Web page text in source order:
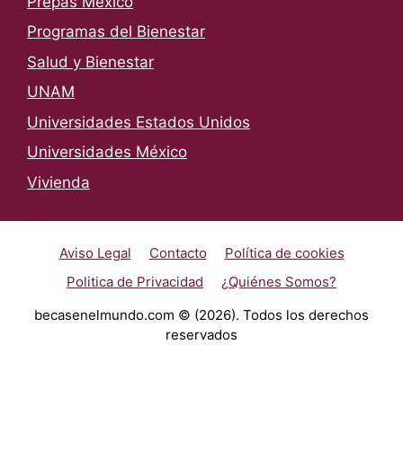
Programas del Bienestar
Salud y Bienestar
UNAM
Universidades Estados Unidos
Universidades México
Vivienda
Aviso Legal Contacto
Política de cookies
Politica de Privacidad
¿Quiénes Somos?
becasenelmundo.com © (2026). Todos los derechos
reservados